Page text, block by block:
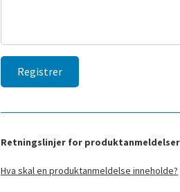
Retningslinjer for
Hva skal en produktanmeldelse inneholde?